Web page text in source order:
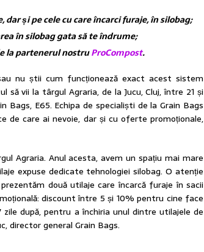
dar și pe cele cu care încarci furaje, în silobag;
în silobag gata să te îndrume;
la partenerul nostruProCompost.
nu știi cum funcționează exact acest sistem
vii la târgul Agraria, de la Jucu, Cluj, între 21 și
Bags, E65. Echipa de specialiști de la Grain Bags
care ai nevoie, dar și cu oferte promoționale,
Agraria. Anul acesta, avem un spațiu mai mare
expuse dedicate tehnologiei silobag. O atenție
două utilaje care încarcă furaje în sacii
discount între 5 și 10% pentru cine face
după, pentru a închiria unul dintre utilajele de
director general Grain Bags.